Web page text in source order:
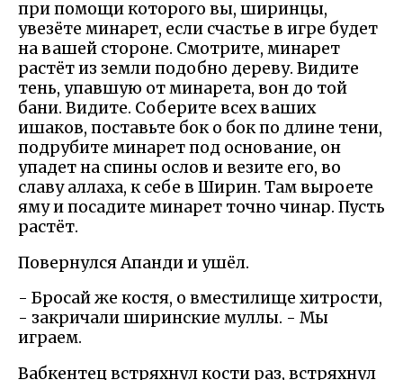
при помощи которого вы, ширинцы,
увезёте минарет, если счастье в игре будет
на вашей стороне. Смотрите, минарет
растёт из земли подобно дереву. Видите
тень, упавшую от минарета, вон до той
бани. Видите. Соберите всех ваших
ишаков, поставьте бок о бок по длине тени,
подрубите минарет под основание, он
упадет на спины ослов и везите его, во
славу аллаха, к себе в Ширин. Там выроете
яму и посадите минарет точно чинар. Пусть
растёт.
Повернулся Апанди и ушёл.
- Бросай же костя, о вместилище хитрости,
- закричали ширинские муллы. - Мы
играем.
Вабкентец встряхнул кости раз, встряхнул